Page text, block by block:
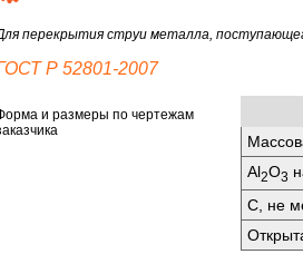
перекрытия струи металла,
Р 52801-2007
и размеры по чертежам
Аl2O3
С, не